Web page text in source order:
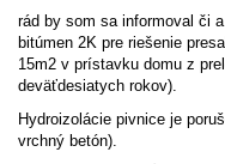
rád by som sa informoval či
bitúmen 2K pre riešenie
15m2 v prístavku domu z
deväťdesiatych rokov).
Hydroizolácie pivnice je
vrchný betón).